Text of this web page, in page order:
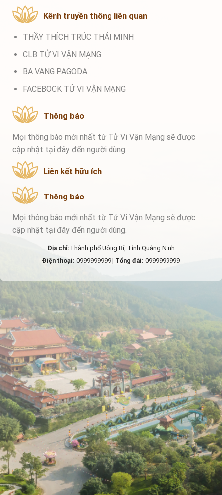
Kênh truyền thông liên quan
THẦY THÍCH TRÚC THÁI MINH
CLB TỬ VI VẬN MẠNG
BA VANG PAGODA
FACEBOOK TỬ VI VẬN MẠNG
Thông báo
Mọi thông báo mới nhất từ Tử Vi Vận Mạng sẽ được
cập nhật tại đây đến người dùng.
Liên kết hữu ích
Thông báo
Mọi thông báo mới nhất từ Tử Vi Vận Mạng sẽ được
cập nhật tại đây đến người dùng.
Địa chỉ:Thành phố Uông Bí, Tỉnh Quảng Ninh
Điện thoại: 0999999999 | Tổng đài: 0999999999